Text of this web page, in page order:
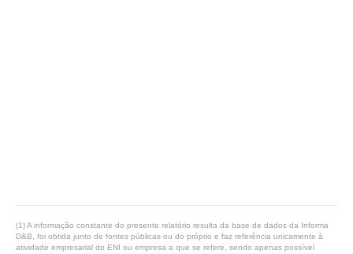
(1) A informação constante do presente relatório resulta da base de dados da Informa
D&B, foi obtida junto de fontes públicas ou do próprio e faz referência unicamente à
atividade empresarial do ENI ou empresa a que se refere, sendo apenas possível